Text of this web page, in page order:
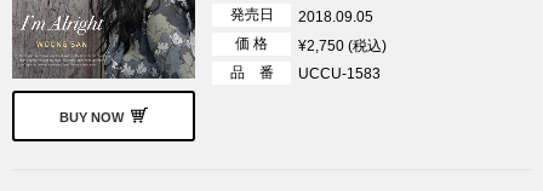
BUY NOW
発売日
2018.09.05
価 格
¥2,750 (税込)
品 番
UCCU-1583